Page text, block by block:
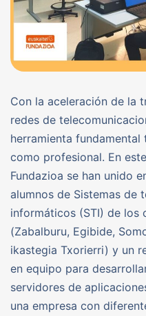
Con la aceleración de la
redes de
herramienta
como profesional. En
Fundazioa se han unido
alumnos de Sistemas de
informáticos (STI) de los
(Zabalburu, Egibide,
ikastegia Txorierri) y un
en equipo para
servidores de
una empresa con